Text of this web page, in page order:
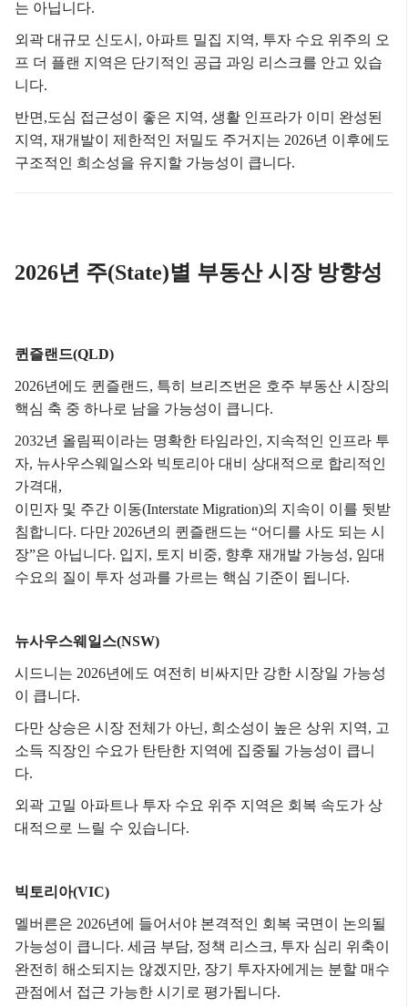
는 아닙니다.
외곽 대규모 신도시, 아파트 밀집 지역, 투자 수요 위주의 오
프 더 플랜 지역은 단기적인 공급 과잉 리스크를 안고 있습
니다.
반면, 도심 접근성이 좋은 지역, 생활 인프라가 이미 완성된
지역, 재개발이 제한적인 저밀도 주거지는 2026년 이후에도
구조적인 희소성을 유지할 가능성이 큽니다.
2026년 주(State)별 부동산 시장 방향성
퀸즐랜드(QLD)
2026년에도 퀸즐랜드, 특히 브리즈번은 호주 부동산 시장의
핵심 축 중 하나로 남을 가능성이 큽니다.
2032년 올림픽이라는 명확한 타임라인, 지속적인 인프라 투
자, 뉴사우스웨일스와 빅토리아 대비 상대적으로 합리적인
가격대,
이민자 및 주간 이동(Interstate Migration)의 지속이 이를 뒷받
침합니다. 다만 2026년의 퀸즐랜드는 “어디를 사도 되는 시
장”은 아닙니다. 입지, 토지 비중, 향후 재개발 가능성, 임대
수요의 질이 투자 성과를 가르는 핵심 기준이 됩니다.
뉴사우스웨일스(NSW)
시드니는 2026년에도 여전히 비싸지만 강한 시장일 가능성
이 큽니다.
다만 상승은 시장 전체가 아닌, 희소성이 높은 상위 지역, 고
소득 직장인 수요가 탄탄한 지역에 집중될 가능성이 큽니
다.
외곽 고밀 아파트나 투자 수요 위주 지역은 회복 속도가 상
대적으로 느릴 수 있습니다.
빅토리아(VIC)
멜버른은 2026년에 들어서야 본격적인 회복 국면이 논의될
가능성이 큽니다. 세금 부담, 정책 리스크, 투자 심리 위축이
완전히 해소되지는 않겠지만, 장기 투자자에게는 분할 매수
관점에서 접근 가능한 시기로 평가됩니다.